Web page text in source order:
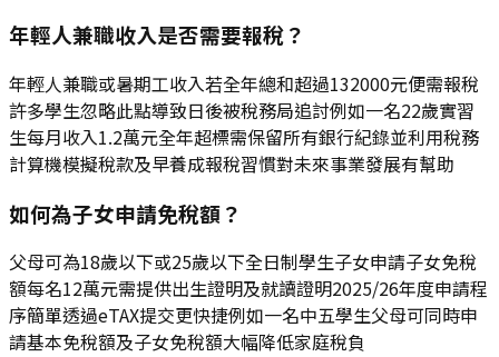
年輕人兼職收入是否需要報稅？
年輕人兼職或暑期工收入若全年總和超過132000元便需報稅
許多學生忽略此點導致日後被稅務局追討例如一名22歲實習
生每月收入1.2萬元全年超標需保留所有銀行紀錄並利用稅務
計算機模擬稅款及早養成報稅習慣對未來事業發展有幫助
如何為子女申請免稅額？
父母可為18歲以下或25歲以下全日制學生子女申請子女免稅
額每名12萬元需提供出生證明及就讀證明2025/26年度申請程
序簡單透過eTAX提交更快捷例如一名中五學生父母可同時申
請基本免稅額及子女免稅額大幅降低家庭稅負